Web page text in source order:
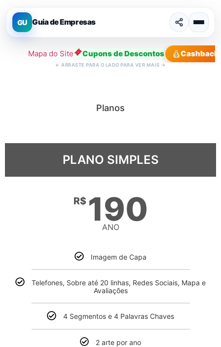
GU Guia de Empresas
Mapa do Site Cupons de Descontos Cashback
← ARRASTE PARA O LADO PARA VER MAIS →
Planos
PLANO SIMPLES
R$ 190
ANO
Imagem de Capa
Telefones, Sobre até 20 linhas, Redes Sociais, Mapa e
Avaliações
4 Segmentos e 4 Palavras Chaves
2 arte por ano